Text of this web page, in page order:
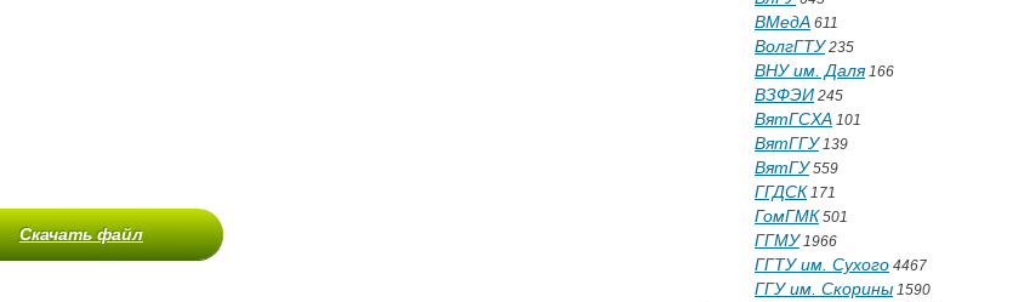
Скачать файл
ВМедА 611
ВолгГТУ235
ВНУ им. Даля166
ВЗФЭИ 245
ВятГСХА 101
ВятГГУ139
ВятГУ559
ГГДСК 171
ГомГМК 501
ГГМУ1966
ГГТУ им. Сухого 4467
ГГУ им. Скорины 1590